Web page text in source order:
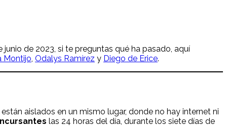
de 2023, si te preguntas qué ha pasado, aquí
Montijo Odalys Ramírez y Diego de Erice.
están aislados en un mismo lugar, donde no hay internet ni
las 24 horas del día, durante los siete días de